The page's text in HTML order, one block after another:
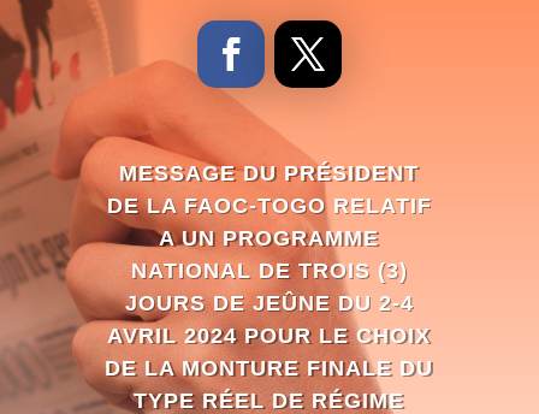
MESSAGE DU PRÉSIDENT
DE LA FAOC-TOGO RELATIF
A UN PROGRAMME
NATIONAL DE TROIS (3)
JOURS DE JEÛNE DU 2-4
AVRIL 2024 POUR LE CHOIX
DE LA MONTURE FINALE DU
TYPE RÉEL DE RÉGIME